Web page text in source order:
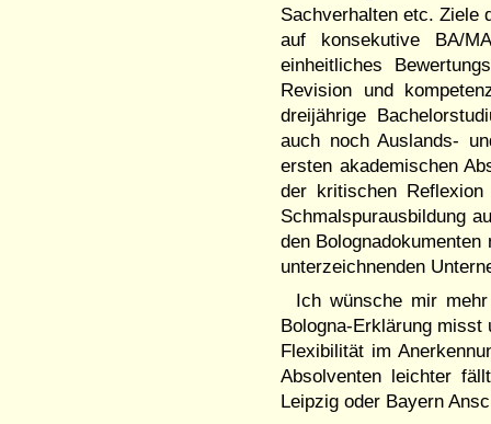
Sachverhalten etc. Ziele
auf konsekutive BA/
einheitliches
Revision und
dreijährige
auch noch Auslands-
ersten akademischen
der kritischen
Schmalspurausbildung
den
unterzeichnenden
Ich wünsche mir
Bologna-Erklärung
Flexibilität im
Absolventen leichter
Leipzig oder Bayern